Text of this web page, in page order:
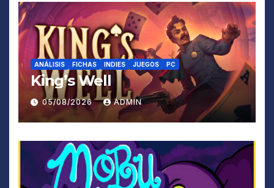
ANÁLISIS FICHAS INDIES JUEGOS PC
King’s Well
05/08/2026 ADMIN